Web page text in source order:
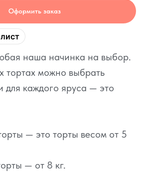
Оформить заказ
наша начинка на выбор.
тортах можно выбрать
для каждого яруса — это
— это торты весом от 5
— от 8 кг.